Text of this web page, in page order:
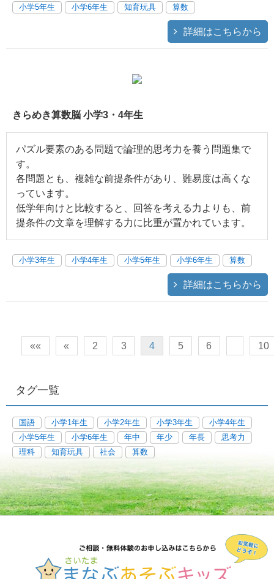
小学5年生
小学6年生 知育玩具 算数
詳細はこちらから
きらめき算数脳 小学3・4年生
パズル要素のある問題で論理的思考力を養う問題集で
す。
各問題とも、複雑な前提条件があり、難易度は高くな
っています。
低学年向けと比較すると、回答を考える力よりも、前
提条件の文章を理解する力に比重が置かれています。
小学3年生 小学4年生 小学5年生 小学6年生 算数
詳細はこちらから
«« « 2 3 4 5 6 10
タグ一覧
国語 小学1年生 小学2年生 小学3年生
小学4年生
小学5年生
小学6年生 年中 年少 年長
思考力
理科
知育玩具 社会 算数